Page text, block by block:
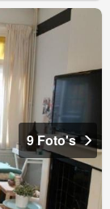
9 Foto's